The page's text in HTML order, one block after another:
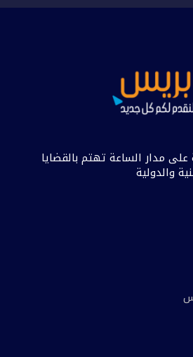
مدار الساعة تهتم بالقضايا
والدولية